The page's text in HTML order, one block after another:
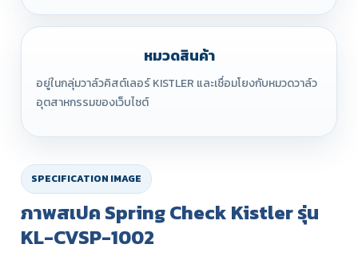
หมวดสินค้า
อยู่ในกลุ่มวาล์วคิสต์เลอร์ KISTLER และเชื่อมโยงกับหมวดวาล์ว
อุตสาหกรรมของเว็บไซต์
SPECIFICATION IMAGE
ภาพสเปค Spring Check Kistler รุ่น
KL-CVSP-1002